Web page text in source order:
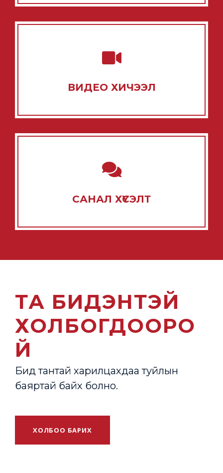
ВИДЕО ХИЧЭЭЛ
САНАЛ ХҮСЭЛТ
ТА БИДЭНТЭЙ
ХОЛБОГДООРО
Й
Бид тантай харилцахдаа туйлын
баяртай байх болно.
ХОЛБОО БАРИХ